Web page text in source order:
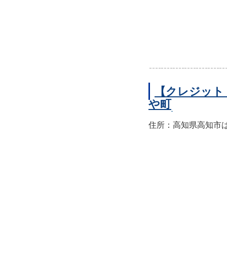
【クレジッ
や町
住所：高知県高知市